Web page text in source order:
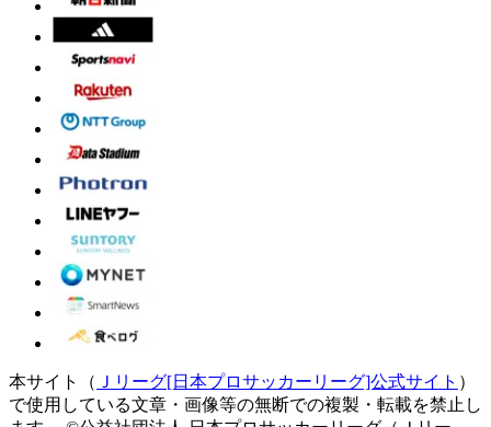
本サイト（ Ｊリーグ[日本プロサッカーリーグ]公式サイト ）
で使用している文章・画像等の無断での複製・転載を禁止し